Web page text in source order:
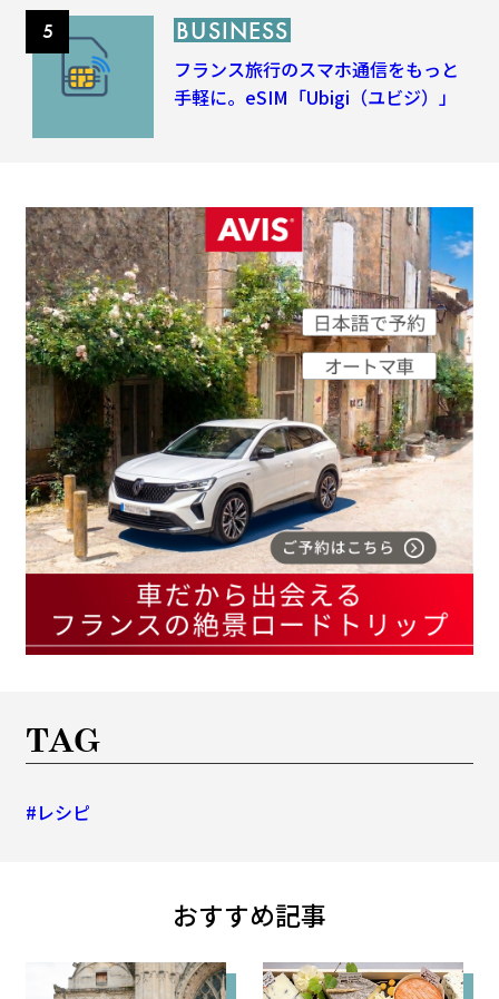
BUSINESS
フランス旅行のスマホ通信をもっと
手軽に。eSIM「Ubigi（ユビジ）」
TAG
#レシピ
おすすめ記事